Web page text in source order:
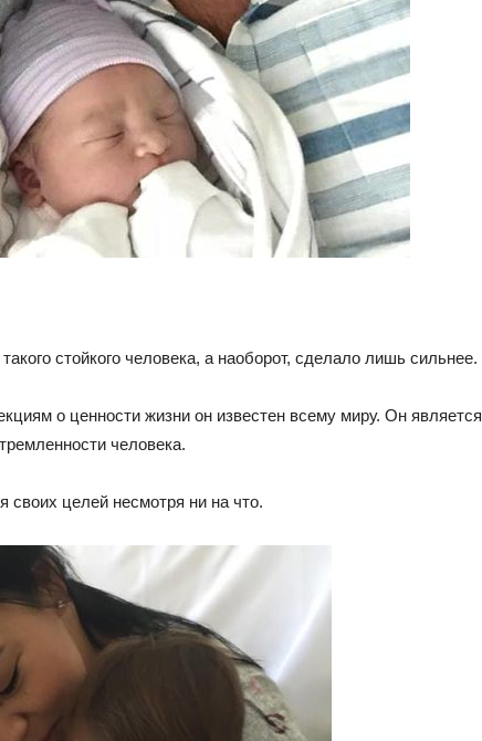
стойкого человека, а наоборот, сделало лишь сильнее.
о ценности жизни он известен всему миру. Он является
человека.
своих целей несмотря ни на что.